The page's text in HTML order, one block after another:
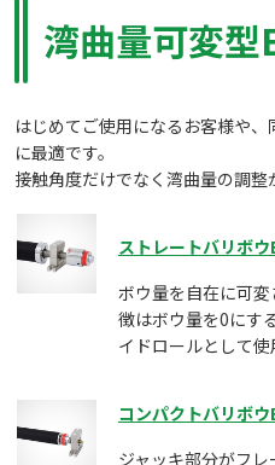
湾曲量可変型
はじめてご使用になるお客様や
に最適です。
接触角度だけでなく湾曲量の調整
ストレートバリボウ
ボウ量を自在に可
徴はボウ量を0にす
イドロールとして使
コンパクトバリボウ
ジャッキ部分がフ